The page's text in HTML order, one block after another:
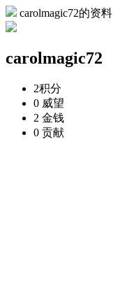
carolmagic72的资料
carolmagic72
2积分
0 威望
2 金钱
0 贡献